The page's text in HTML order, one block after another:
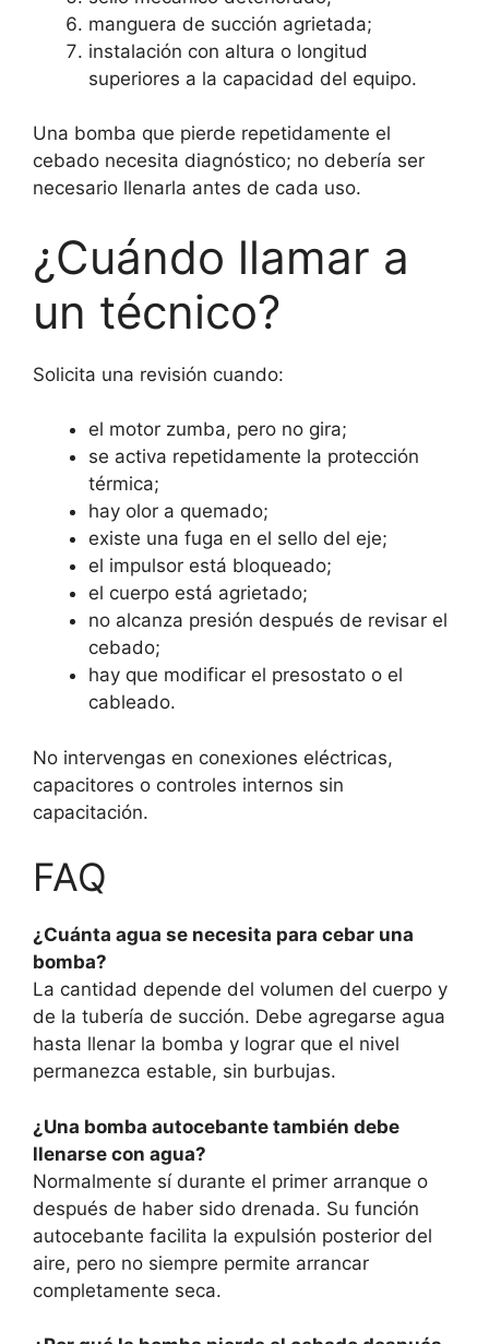
manguera de succión agrietada;
instalación con altura o longitud
superiores a la capacidad del equipo.
Una bomba que pierde repetidamente el
cebado necesita diagnóstico; no debería ser
necesario llenarla antes de cada uso.
¿Cuándo llamar a
un técnico?
Solicita una revisión cuando:
el motor zumba, pero no gira;
se activa repetidamente la protección
térmica;
hay olor a quemado;
existe una fuga en el sello del eje;
el impulsor está bloqueado;
el cuerpo está agrietado;
no alcanza presión después de revisar el
cebado;
hay que modificar el presostato o el
cableado.
No intervengas en conexiones eléctricas,
capacitores o controles internos sin
capacitación.
FAQ
¿Cuánta agua se necesita para cebar una
bomba?
La cantidad depende del volumen del cuerpo y
de la tubería de succión. Debe agregarse agua
hasta llenar la bomba y lograr que el nivel
permanezca estable, sin burbujas.
¿Una bomba autocebante también debe
llenarse con agua?
Normalmente sí durante el primer arranque o
después de haber sido drenada. Su función
autocebante facilita la expulsión posterior del
aire, pero no siempre permite arrancar
completamente seca.